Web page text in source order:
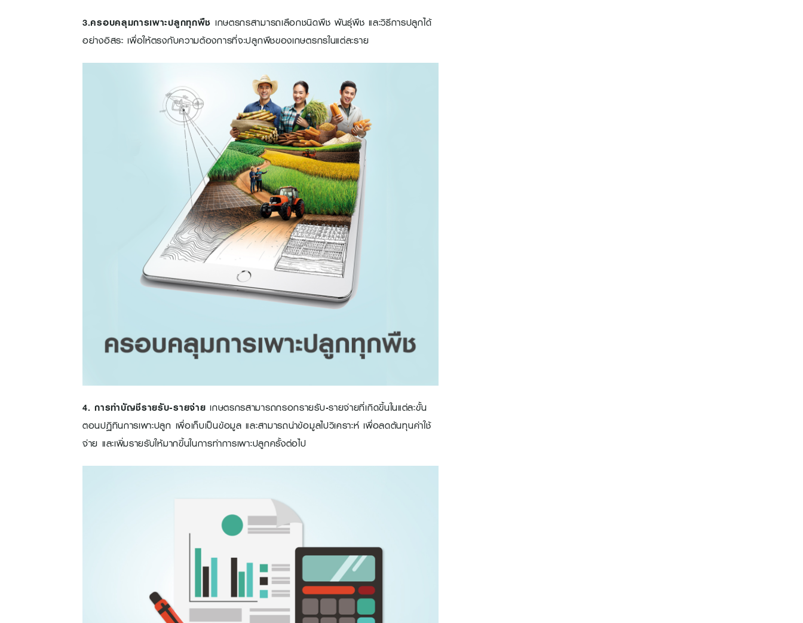
3.ครอบคลุมการเพาะปลูกทุกพืช เกษตรกรสามารถเลือกชนิดพืช พันธุ์พืช และวิธีการปลูกได้
อย่างอิสระ เพื่อให้ตรงกับความต้องการที่จะปลูกพืชของเกษตรกรในแต่ละราย
4. การทำบัญชีรายรับ-รายจ่าย เกษตรกรสามารถกรอกรายรับ-รายจ่ายที่เกิดขึ้นในแต่ละขั้น
ตอนปฏิทินการเพาะปลูก เพื่อเก็บเป็นข้อมูล และสามารถนำข้อมูลไปวิเคราะห์ เพื่อลดต้นทุนค่าใช้
จ่าย และเพิ่มรายรับให้มากขึ้นในการทำการเพาะปลูกครั้งต่อไป